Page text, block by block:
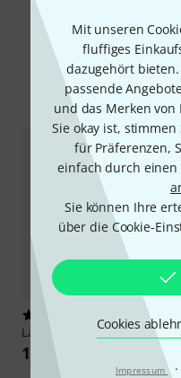
Mit unseren
fluffiges
dazugehört
passende
und das Merken
Sie okay ist,
für Präferenzen,
einfach durch einen
Sie können Ihre
über die Cookie-
Cookies
Impressum ·
LaLique Oboe HF40 Aureo
1.889 €